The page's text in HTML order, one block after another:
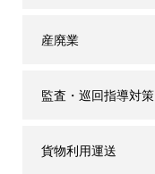
産廃業
監査・巡回指導対策
貨物利用運送